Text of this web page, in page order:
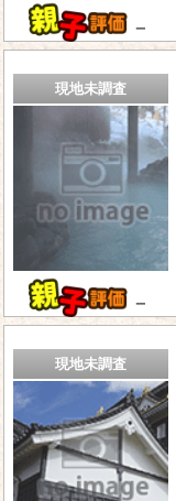
－
現地未調査
－
現地未調査